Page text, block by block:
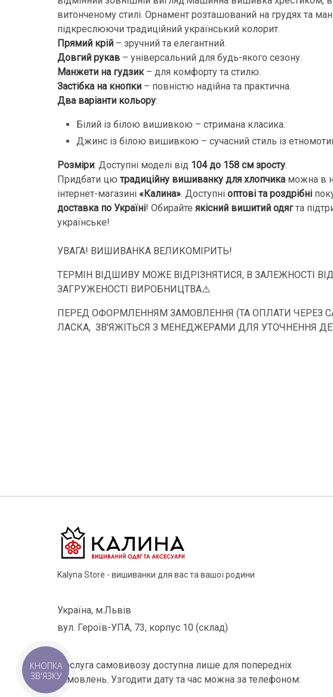
витонченому стилі. Орнамент розташований на грудях та
підкреслюючи традиційний український колорит.
Прямий крій – зручний та елегантний.
Довгий рукав – універсальний для будь-якого сезону.
Манжети на гудзик– для комфорту та стилю.
Застібка на кнопки – повністю надійна та практична.
Два варіанти кольору:
Білий із білою вишивкою – стримана класика.
Джинс із білою вишивкою – сучасний стиль із
Розміри: Доступні моделі від 104 до 158 см зросту.
Придбати цю традиційну вишиванку для хлопчика можна в
інтернет-магазині «Калина». Доступні оптові та роздрібні
доставка по Україні! Обирайте якісний вишитий одягта
українське!
УВАГА! ВИШИВАНКА ВЕЛИКОМІРИТЬ!
ТЕРМІН ВІДШИВУ МОЖЕ ВІДРІЗНЯТИСЯ, В ЗАЛЕЖНОСТІ ВІД
ЗАГРУЖЕНОСТІ ВИРОБНИЦТВА⚠️
ПЕРЕД ОФОРМЛЕННЯМ ЗАМОВЛЕННЯ (ТА ОПЛАТИ ЧЕРЕЗ
ЛАСКА, ЗВ'ЯЖІТЬСЯ З МЕНЕДЖЕРАМИ ДЛЯ УТОЧНЕННЯ
Kalyna Store - вишиванки для вас та вашої родини
Україна, м.Львів
вул. Героїв-УПА, 73, корпус 10 (склад)
Послуга самовивозу доступна лише для попередніх
замовлень. Узгодити дату та час можна за телефоном:
КНОПКА
ЗВ'ЯЗКУ